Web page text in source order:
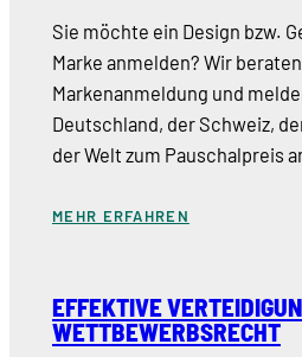
Sie möchte ein Design bzw.
Marke anmelden? Wir
Markenanmeldung und
Deutschland, der Schweiz,
der Welt zum Pauschalpreis
MEHR ERFAHREN
EFFEKTIVE
WETTBEWERBSRECHT